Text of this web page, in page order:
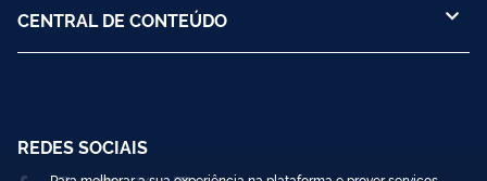
CENTRAL DE CONTEÚDO
REDES SOCIAIS